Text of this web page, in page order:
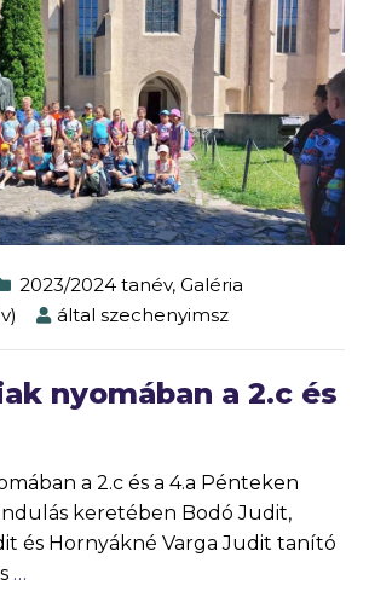
2023/2024 tanév, Galéria
által szechenyimsz
nyomában a 2.c és
a 2.c és a 4.a Pénteken
keretében Bodó Judit,
és Hornyákné Varga Judit tanító
…